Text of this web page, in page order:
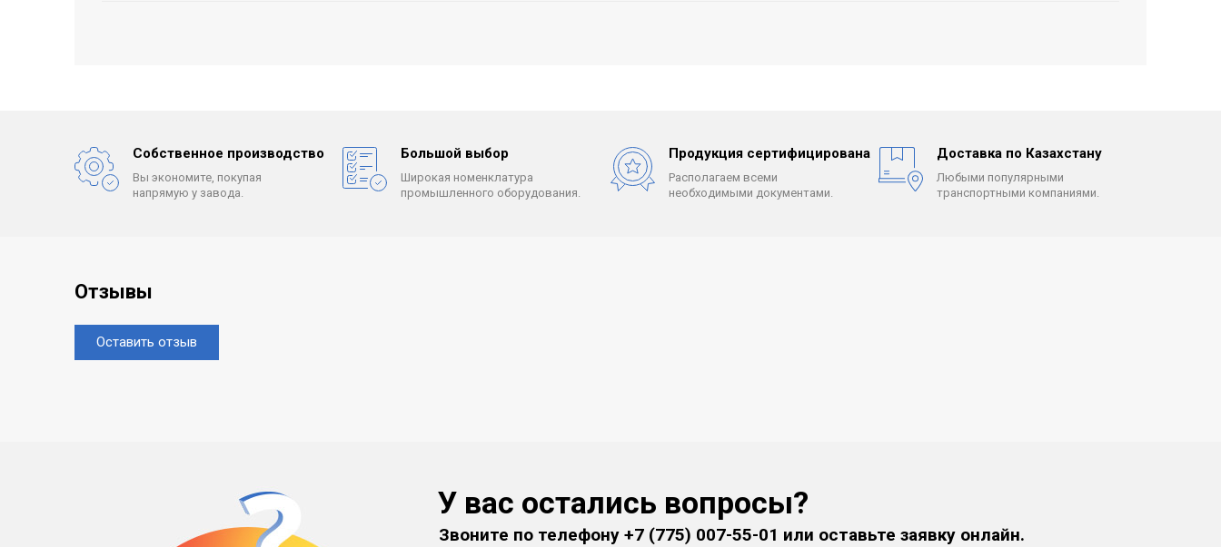
Собственное производство
Вы экономите, покупая
напрямую у завода.
Большой выбор
Широкая номенклатура
промышленного оборудования.
Продукция сертифицирована
Располагаем всеми
необходимыми документами.
Доставка по Казахстану
Любыми популярными
транспортными компаниями.
Отзывы
Оставить отзыв
У вас остались вопросы?
Звоните по телефону+7 (775) 007-55-01 или оставьте заявку онлайн.